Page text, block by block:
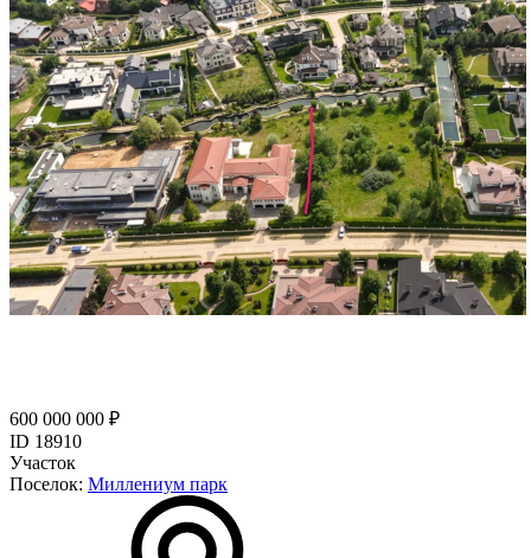
600 000 000 ₽
ID 18910
Участок
Поселок: Миллениум парк